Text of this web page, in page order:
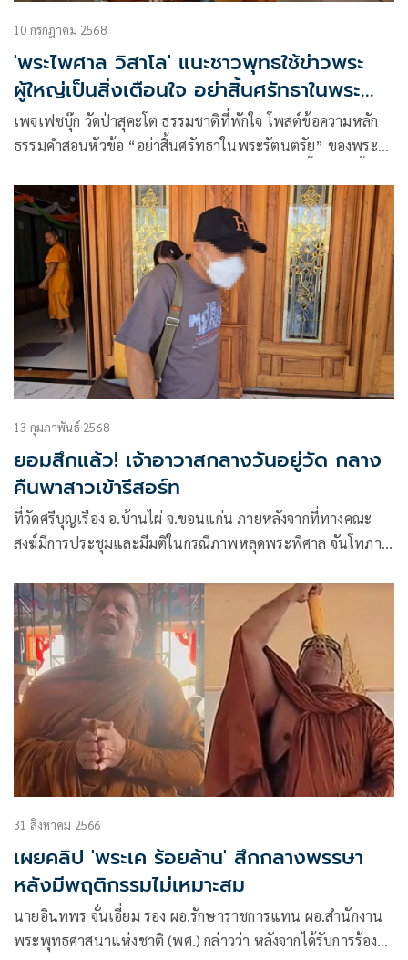
10 กรกฎาคม 2568
'พระไพศาล วิสาโล' แนะชาวพุทธใช้ข่าวพระ
ผู้ใหญ่เป็นสิ่งเตือนใจ อย่าสิ้นศรัทธาในพระ
รัตนตรัย
เพจเฟซบุ๊ก วัดป่าสุคะโต ธรรมชาติที่พักใจ โพสต์ข้อความหลัก
ธรรมคำสอนหัวข้อ “อย่าสิ้นศรัทธาในพระรัตนตรัย” ของพระ
13 กุมภาพันธ์ 2568
ยอมสึกแล้ว! เจ้าอาวาสกลางวันอยู่วัด กลาง
คืนพาสาวเข้ารีสอร์ท
ที่วัดศรีบุญเรือง อ.บ้านไผ่ จ.ขอนแก่น ภายหลังจากที่ทางคณะ
สงฆ์มีการประชุมและมีมติในกรณีภาพหลุดพระพิศาล จันโทภาส
31 สิงหาคม 2566
เผยคลิป 'พระเค ร้อยล้าน' สึกกลางพรรษา
หลังมีพฤติกรรมไม่เหมาะสม
นายอินทพร จั่นเอี่ยม รอง ผอ.รักษาราชการแทน ผอ.สำนักงาน
พระพุทธศาสนาแห่งชาติ (พศ.) กล่าวว่า หลังจากได้รับการร้อง